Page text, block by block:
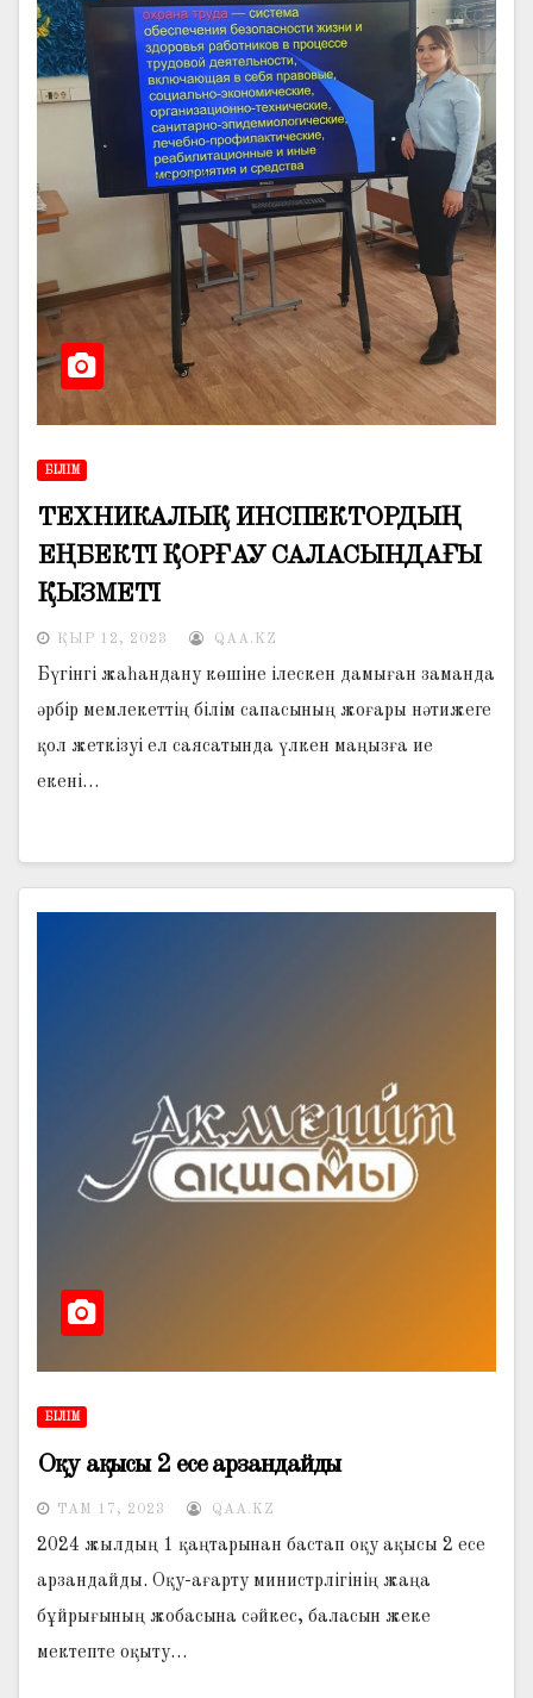
БІЛІМ
ТЕХНИКАЛЫҚ ИНСПЕКТОРДЫҢ
ЕҢБЕКТІ ҚОРҒАУ САЛАСЫНДАҒЫ
ҚЫЗМЕТІ
ҚЫР 12, 2023 QAA.KZ
Бүгінгі жаһандану көшіне ілескен дамыған заманда
әрбір мемлекеттің білім сапасының жоғары нәтижеге
қол жеткізуі ел саясатында үлкен маңызға ие
екені…
БІЛІМ
Оқу ақысы 2 есе арзандайды
ТАМ 17, 2023 QAA.KZ
2024 жылдың 1 қаңтарынан бастап оқу ақысы 2 есе
арзандайды. Оқу-ағарту министрлігінің жаңа
бұйрығының жобасына сәйкес, баласын жеке
мектепте оқыту…